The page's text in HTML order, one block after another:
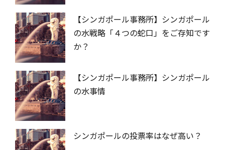
【シンガポール事務所】シンガポール
の水戦略「４つの蛇口」をご存知です
か？
【シンガポール事務所】シンガポール
の水事情
シンガポールの投票率はなぜ高い？